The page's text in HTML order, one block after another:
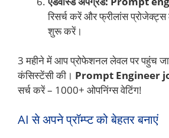
रिसर्च करें और फ्रीलांस
शुरू करें।
3 महीने में आप प्रोफेशनल लेवल पर पहुंच
कंसिस्टेंसी की। Prompt Engineer
सर्च करें – 1000+ ओपनिंग्स वेटिंग!
AI से अपने प्रॉम्प्ट को बेहतर बनाएं